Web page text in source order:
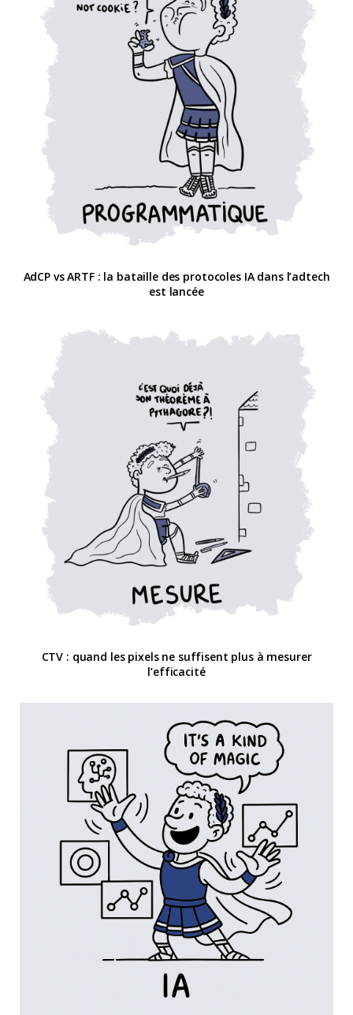
AdCP vs ARTF : la bataille des protocoles IA dans l’adtech
est lancée
CTV : quand les pixels ne suffisent plus à mesurer
l’efficacité